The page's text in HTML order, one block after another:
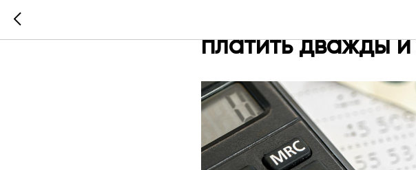
Переезд и
платить дважды